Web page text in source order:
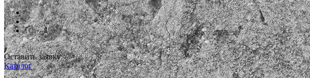
Оставить заявку
Каталог